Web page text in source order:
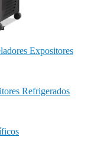
Expositores
Refrigerados